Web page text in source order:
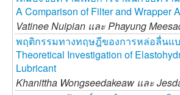
A Comparison of Filter and Wrapper
Vatinee Nuipian และPhayung
พฤติกรรมทางทฤษฎีของการหล่อลื่นแ
Theoretical Investigation of
Lubricant
Khanittha Wongseedakeaw และ